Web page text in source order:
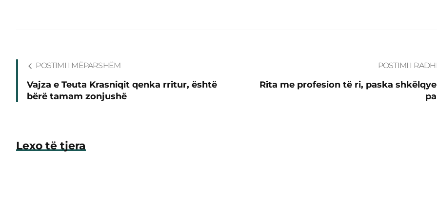
POSTIMI I MËPARSHËM
Vajza e Teuta Krasniqit qenka rritur, është
bërë tamam zonjushë
POSTIMI I
Rita me profesion të ri, paska
Lexo të tjera